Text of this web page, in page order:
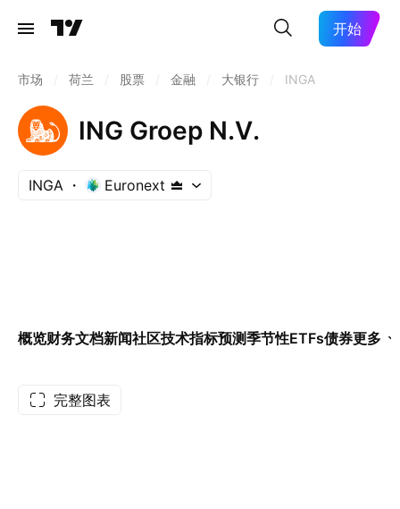
开始
市场 荷兰 股票 金融 大银行 INGA
ING Groep N.V.
INGA Euronext
概览财务文档新闻社区技术指标预测季节性ETFs债券更多
完整图表